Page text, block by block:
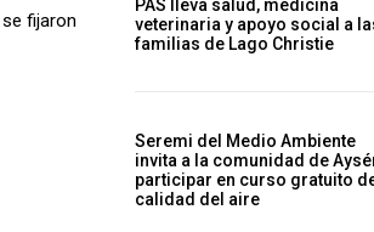
fijaron
PAS lleva salud, medicina
veterinaria y apoyo social a
familias de Lago Christie
Seremi del Medio Ambiente
invita a la comunidad de
participar en curso gratuito
calidad del aire